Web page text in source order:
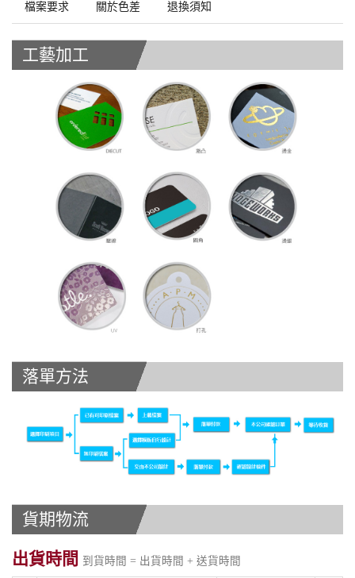
檔案要求 關於色差 退換須知
工藝加工
落單方法
貨期物流
出貨時間 到貨時間 = 出貨時間 + 送貨時間